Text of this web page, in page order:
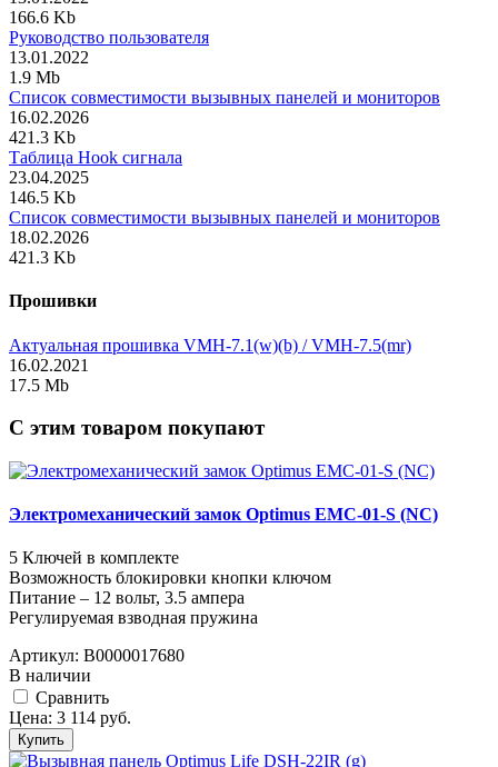
166.6 Kb
Руководство пользователя
13.01.2022
1.9 Mb
Список совместимости вызывных панелей и мониторов
16.02.2026
421.3 Kb
Таблица Hook сигнала
23.04.2025
146.5 Kb
Список совместимости вызывных панелей и мониторов
18.02.2026
421.3 Kb
Прошивки
Актуальная прошивка VMH-7.1(w)(b) / VMH-7.5(mr)
16.02.2021
17.5 Mb
C этим товаром покупают
Электромеханический замок Optimus EMC-01-S (NC)
5 Ключей в комплекте
Возможность блокировки кнопки ключом
Питание – 12 вольт, 3.5 ампера
Регулируемая взводная пружина
Артикул: В0000017680
В наличии
Cравнить
Цена: 3 114 руб.
Купить